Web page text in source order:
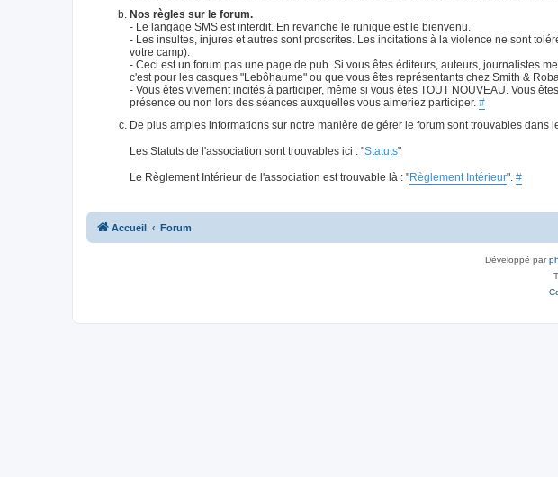
Nos règles sur le forum.
- Le langage SMS est interdit. En revanche le runique est le bienvenu.
- Les insultes, injures et autres sont proscrites. Les incitations à la violence ne sont
votre camp).
- Ceci est un forum pas une page de pub. Si vous êtes éditeurs, auteurs, journalistes
c'est pour les casques "Lebôhaume" ou que vous êtes représentants chez Smith &
- Vous êtes vivement incités à participer, même si vous êtes TOUT NOUVEAU. Vous
présence ou non lors des séances auxquelles vous aimeriez participer. #
De plus amples informations sur notre manière de gérer le forum sont trouvables dans
Les Statuts de l'association sont trouvables ici : "Statuts"
Le Règlement Intérieur de l'association est trouvable là : "Règlement Intérieur". #
Accueil Forum
Développé par